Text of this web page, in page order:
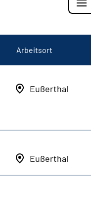
Arbeitsort
Eußerthal
Eußerthal